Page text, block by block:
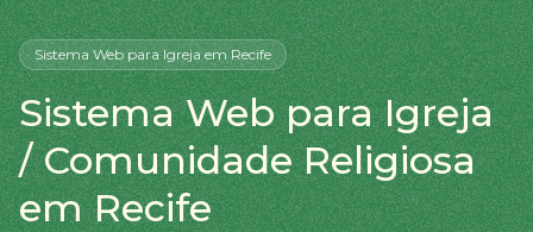
Sistema Webpara Igrejaem Recife
Sistema Web para Igreja
/ Comunidade Religiosa
em Recife